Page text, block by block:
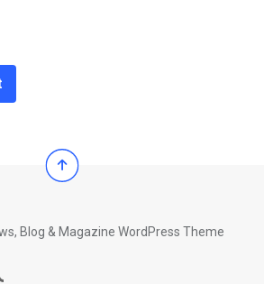
Blog & Magazine WordPress Theme